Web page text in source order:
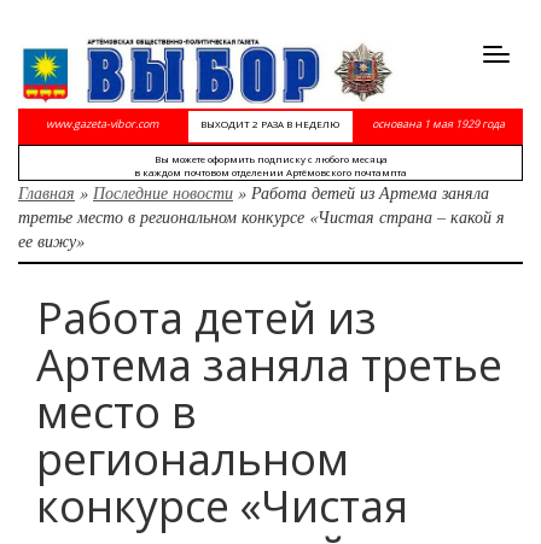
www.gazeta-vibor.com ВЫХОДИТ 2 РАЗА В НЕДЕЛЮ основана 1 мая 1929 года
Вы можете оформить подписку с любого месяца
в каждом почтовом отделении Артёмовского почтампта
Главная » Последние новости » Работа детей из Артема заняла
третье место в региональном конкурсе «Чистая страна – какой я
ее вижу»
Работа детей из
Артема заняла третье
место в
региональном
конкурсе «Чистая